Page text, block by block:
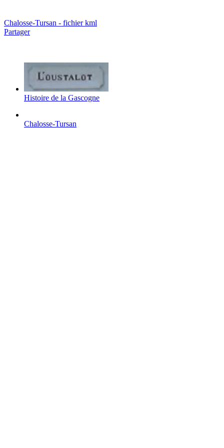
Chalosse-Tursan - fichier kml
Partager
Histoire de la Gascogne
Chalosse-Tursan